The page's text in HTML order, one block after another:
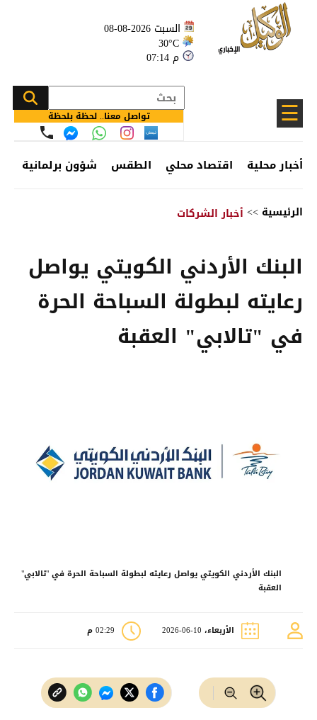
السبت 2026-08-08
30°C
07:14 م
☰ تواصل معنا.. لحظة بلحظة
أخبار محلية اقتصاد محلي الطقس شؤون برلمانية
الرئيسية >> أخبار الشركات
البنك الأردني الكويتي يواصل
رعايته لبطولة السباحة الحرة
في "تالابي" العقبة
البنك الأردني الكويتي يواصل رعايته لبطولة السباحة الحرة في "تالابي"
العقبة
الأربعاء، 10-06-2026 02:29 م